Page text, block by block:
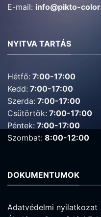
E-mail: info@pikto-
NYITVA TARTÁS
Hétfő: 7:00-17:00
Kedd: 7:00-17:00
Szerda: 7:00-17:00
Csütörtök: 7:00-17:00
Péntek: 7:00-17:00
Szombat: 8:00-12:00
DOKUMENTUMOK
Adatvédelmi nyilatkozat